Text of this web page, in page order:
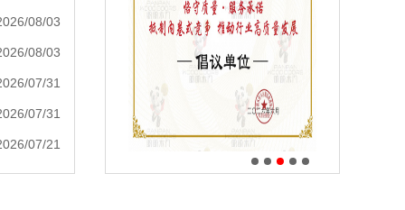
08/03
08/03
07/31
07/31
07/21